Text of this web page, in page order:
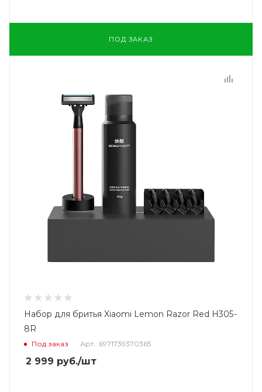
ПОД ЗАКАЗ
Набор для бритья Xiaomi Lemon Razor Red H305-
8R
Под заказ Арт.: 6971739370365
2 999 руб./шт